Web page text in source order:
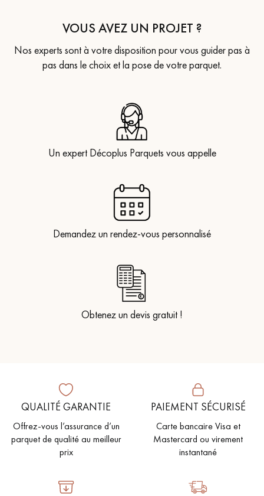
VOUS AVEZ UN PROJET ?
Nos experts sont à votre disposition pour vous guider pas à
pas dans le choix et la pose de votre parquet.
Un expert Décoplus Parquets vous appelle
Demandez un rendez-vous personnalisé
Obtenez un devis gratuit !
QUALITÉ GARANTIE
Offrez-vous l’assurance d’un
parquet de qualité au meilleur
prix
PAIEMENT SÉCURISÉ
Carte bancaire Visa et
Mastercard ou virement
instantané